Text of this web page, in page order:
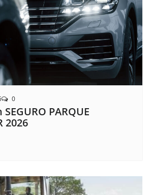
0
PARQUE
2026